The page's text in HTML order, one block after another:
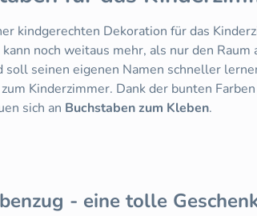
kindgerechten Dekoration für das
noch weitaus mehr, als nur den
soll seinen eigenen Namen schneller
Kinderzimmer. Dank der bunten
sich an Buchstaben zum Kleben.
- eine tolle